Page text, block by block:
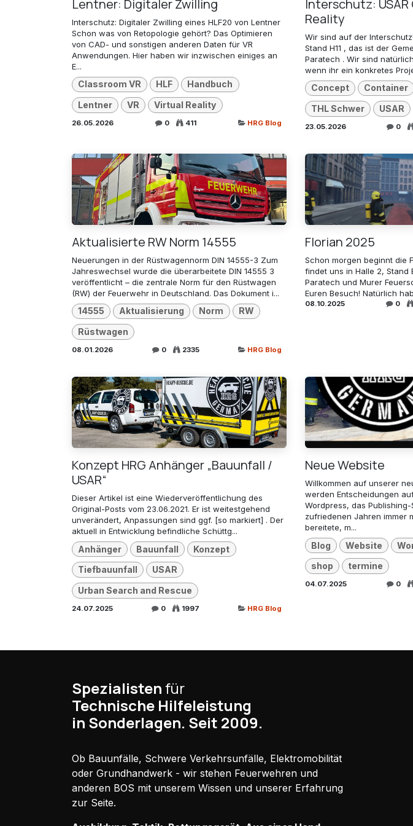
Lentner: Digitaler Zwilling
Interschutz: Digitaler Zwilling eines HLF20 von Lentner
Schon was von Retopologie gehört? Das Optimieren
von CAD- und sonstigen anderen Daten für VR
Anwendungen. Hier haben wir inzwischen einiges an
E...
Classroom VR HLF
Handbuch
Lentner
VR Virtual Reality
26.05.2026 0 411 HRG Blog
Interschutz:
Reality
Wir sind auf der
Stand H11 , das ist der
Paratech . Wir sind
wenn ihr ein konkretes
Concept Container
THL Schwer
USAR
23.05.2026 0
Aktualisierte RW Norm 14555
Neuerungen in der Rüstwagennorm DIN 14555-3 Zum
Jahreswechsel wurde die überarbeitete DIN 14555 3
veröffentlicht – die zentrale Norm für den Rüstwagen
(RW) der Feuerwehr in Deutschland. Das Dokument i...
14555 Aktualisierung Norm
RW
Rüstwagen
08.01.2026 0 2335 HRG Blog
Florian 2025
Schon morgen beginnt die
findet uns in Halle 2, Stand
Paratech und Murer
Euren Besuch! Natürlich
08.10.2025 0
Konzept HRG Anhänger „Bauunfall /
USAR“
Dieser Artikel ist eine Wiederveröffentlichung des
Original-Posts vom 23.06.2021. Er ist weitestgehend
unverändert, Anpassungen sind ggf. [so markiert] . Der
aktuell in Entwicklung befindliche Schüttg...
Anhänger Bauunfall
Konzept
Tiefbauunfall
USAR
Urban Search and Rescue
24.07.2025 0 1997 HRG Blog
Neue Website
Willkommen auf unserer
werden Entscheidungen
Wordpress, das
zufriedenen Jahren immer
bereitete, m...
Blog Website
shop
termine
04.07.2025 0
Spezialistenfür
Technische Hilfeleistung
in Sonderlagen. Seit 2009.
Ob Bauunfälle, Schwere Verkehrsunfälle, Elektromobilität
oder Grundhandwerk - wir stehen Feuerwehren und
anderen BOS mit unserem Wissen und unserer Erfahrung
zur Seite.